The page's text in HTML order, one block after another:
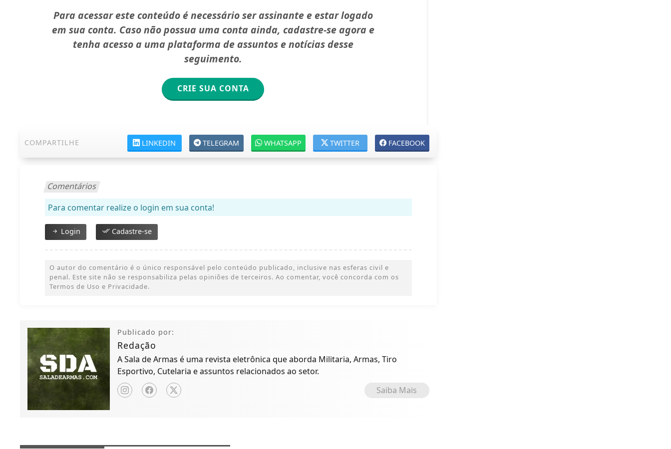
Para acessar este conteúdo é necessário ser assinante e estar logado
em sua conta. Caso não possua uma conta ainda, cadastre-se agora e
tenha acesso a uma plataforma de assuntos e notícias desse
seguimento.
CRIE SUA CONTA
COMPARTILHE FACEBOOK
TWITTER
WHATSAPP
TELEGRAM
LINKEDIN
Comentários
Para comentar realize o login em sua conta!
Login Cadastre-se
O autor do comentário é o único responsável pelo conteúdo publicado, inclusive nas esferas civil e
penal. Este site não se responsabiliza pelas opiniões de terceiros. Ao comentar, você concorda com os
Termos de Uso e Privacidade.
Publicado por:
Redação
A Sala de Armas é uma revista eletrônica que aborda Militaria, Armas, Tiro
Esportivo, Cutelaria e assuntos relacionados ao setor.
Saiba Mais